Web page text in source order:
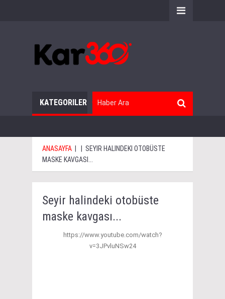
KATEGORILER
ANASAYFA | | SEYIR HALINDEKI OTOBÜSTE
MASKE KAVGASI...
Seyir halindeki otobüste
maske kavgası...
https://www.youtube.com/watch?
v=3JPvluNSw24